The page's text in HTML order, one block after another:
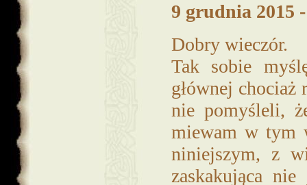
9 grudnia 2015
Dobry wieczór.
Tak sobie
głównej chociaż
nie pomyśleli,
miewam w tym
niniejszym, z
zaskakująca